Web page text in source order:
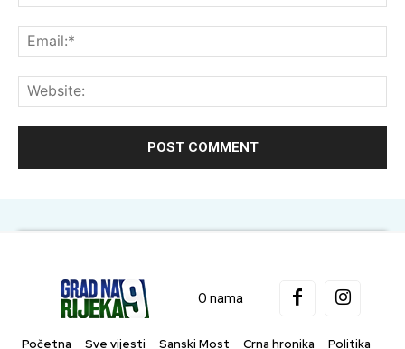
O nama
Početna Sve vijesti Sanski Most Crna hronika Politika